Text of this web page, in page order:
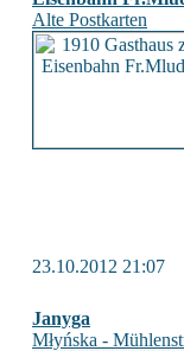
Alte Postkarten
23.10.2012 21:07
Janyga
Młyńska -